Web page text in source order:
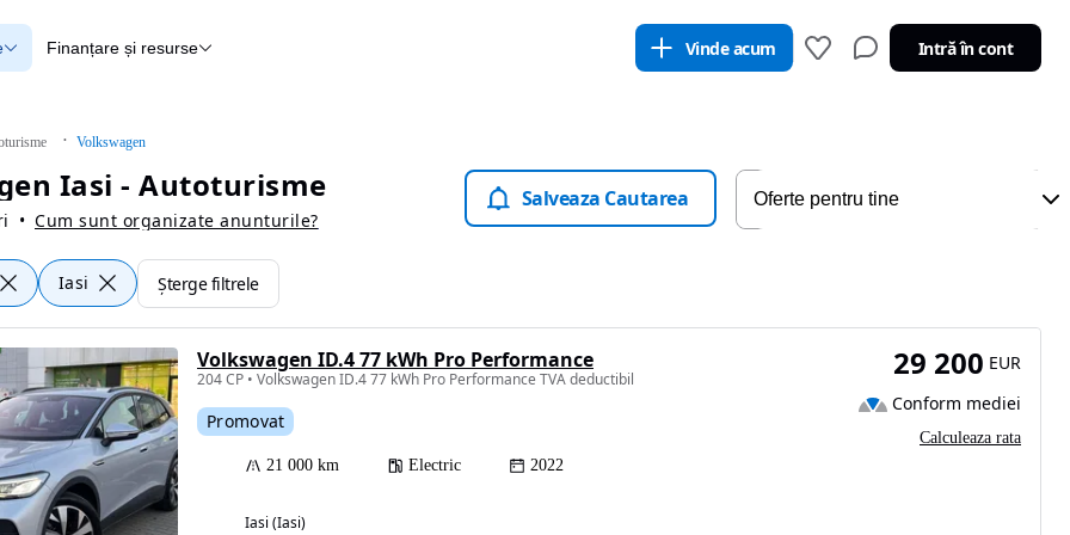
verificate
Blog Autovit.ro
Finanțare și resurse Vinde acum Intră în cont
Volkswagen
Iasi - Autoturisme
Cum sunt organizate anunturile?
Salveaza Cautarea
Iasi Șterge filtrele
Volkswagen ID.4 77 kWh Pro Performance
204 CP • Volkswagen ID.4 77 kWh Pro Performance TVA deductibil
Promovat
21 000 km Electric 2022
Iasi (Iasi)
29 200 EUR
Conform mediei
Calculeaza rata